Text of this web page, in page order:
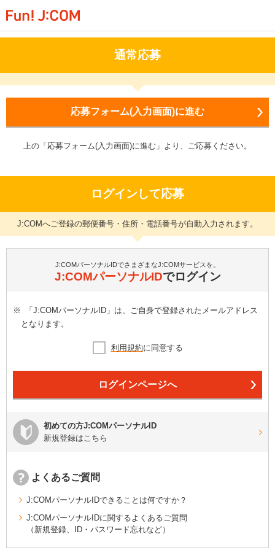
通常応募
応募フォーム(入力画面)に進む
上の「応募フォーム(入力画面)に進む」より、ご応募ください。
ログインして応募
J:COMへご登録の郵便番号・住所・電話番号が自動入力されます。
J:COMパーソナルIDでさまざまなJ:COMサービスを。
J:COMパーソナルIDでログイン
※
「J:COMパーソナルID」は、ご自身で登録されたメールアドレス
となります。
利用規約に同意する
ログインページへ
初めての方J:COMパーソナルID
新規登録はこちら
よくあるご質問
J:COMパーソナルIDできることは何ですか？
J:COMパーソナルIDに関するよくあるご質問
（新規登録、ID・パスワード忘れなど）